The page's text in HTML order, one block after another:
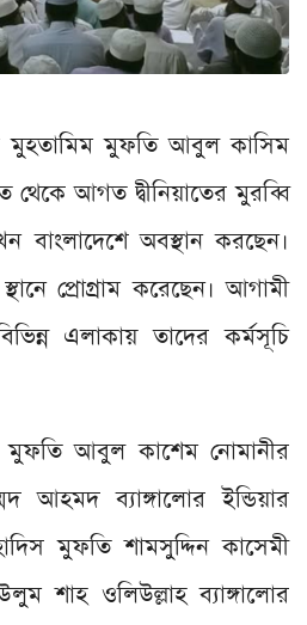
মুহতামিম মুফতি আবুল কাসিম
থেকে আগত দ্বীনিয়াতের মুরব্বি
বাংলাদেশে অবস্থান করছেন।
প্রোগ্রাম করেছেন। আগামী
এলাকায় তাদের কর্মসূচি
মুফতি আবুল কাশেম নোমানীর
আহমদ ব্যাঙ্গালোর ইন্ডিয়ার
মুফতি শামসুদ্দিন কাসেমী
শাহ ওলিউল্লাহ ব্যাঙ্গালোর